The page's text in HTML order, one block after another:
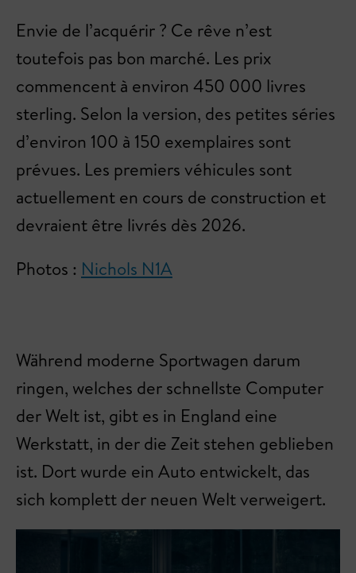
Envie de l’acquérir ? Ce rêve n’est
toutefois pas bon marché. Les prix
commencent à environ 450 000 livres
sterling. Selon la version, des petites séries
d’environ 100 à 150 exemplaires sont
prévues. Les premiers véhicules sont
actuellement en cours de construction et
devraient être livrés dès 2026.
Photos : Nichols N1A
Während moderne Sportwagen darum
ringen, welches der schnellste Computer
der Welt ist, gibt es in England eine
Werkstatt, in der die Zeit stehen geblieben
ist. Dort wurde ein Auto entwickelt, das
sich komplett der neuen Welt verweigert.